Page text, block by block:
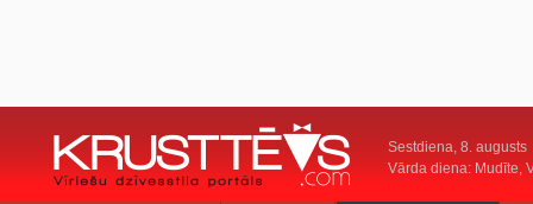
Sestdiena, 8. augusts
Vārda diena: Mudīte,